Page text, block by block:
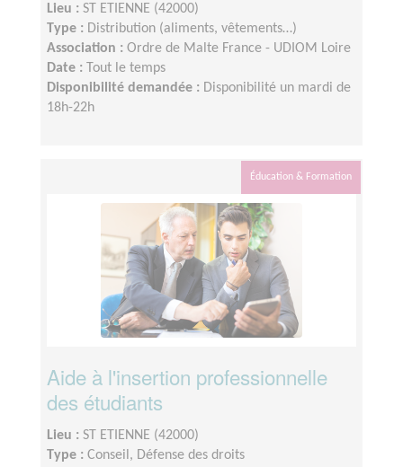
Lieu : ST ETIENNE (42000)
Type : Distribution (aliments, vêtements…)
Association : Ordre de Malte France - UDIOM Loire
Date :
Tout le temps
Disponibilité demandée : Disponibilité un mardi de
18h-22h
Éducation & Formation
Aide à l'insertion professionnelle
des étudiants
Lieu : ST ETIENNE (42000)
Type : Conseil, Défense des droits